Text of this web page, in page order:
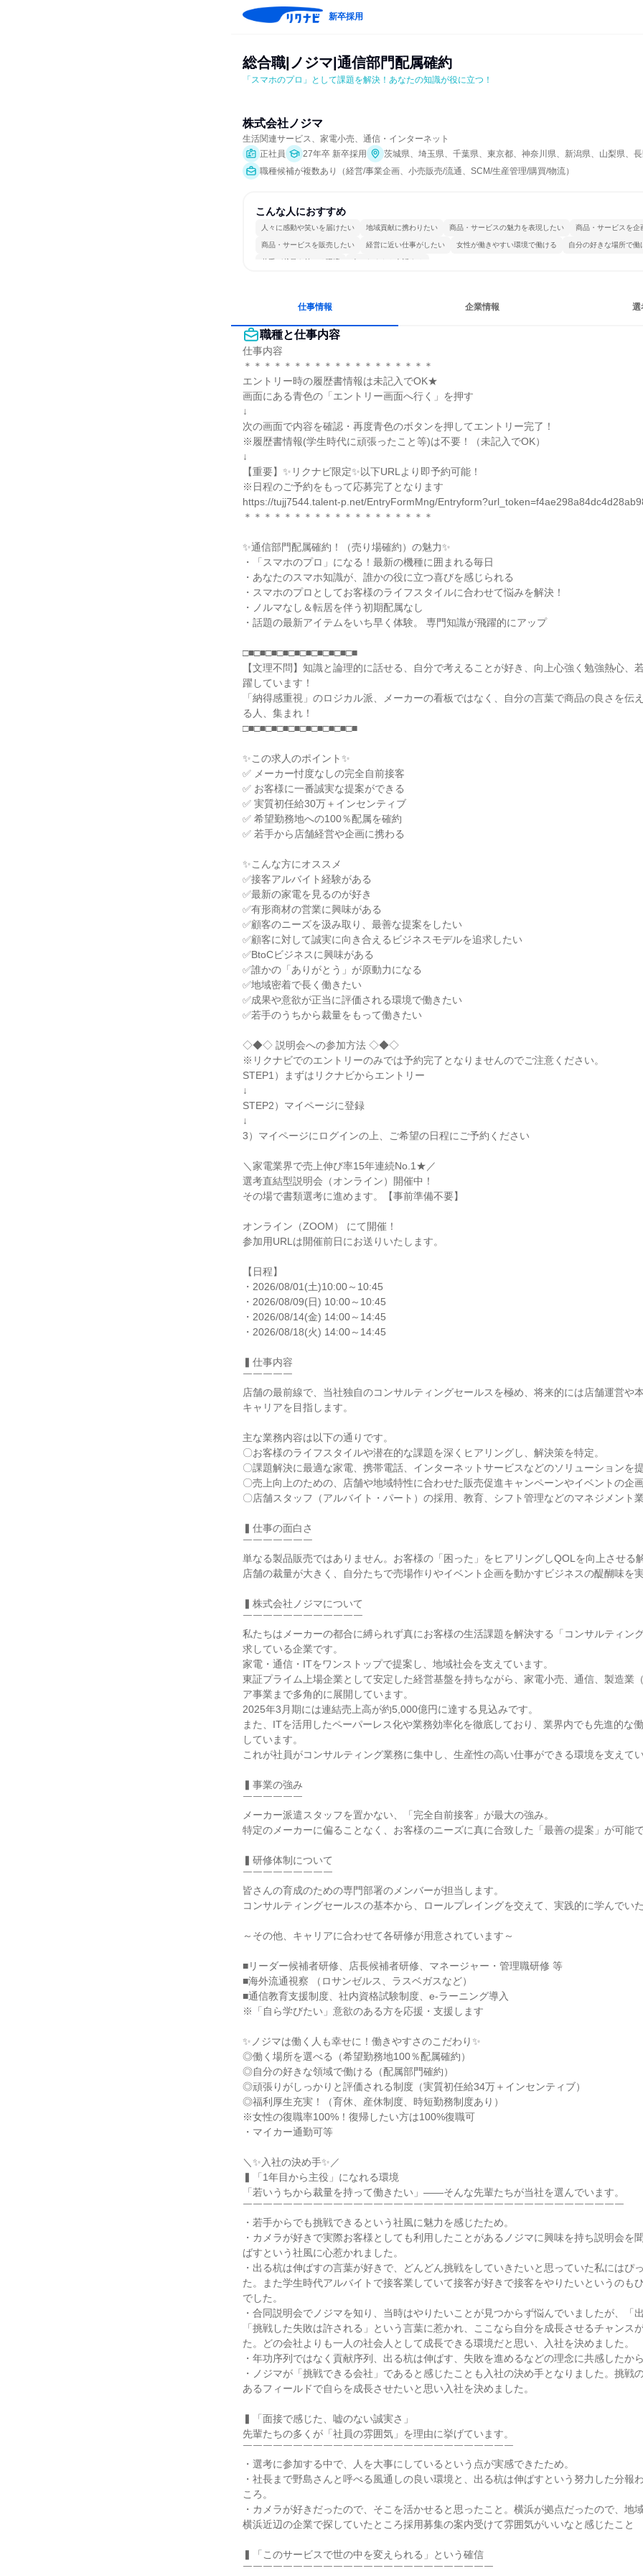
新卒採用
総合職|ノジマ|通信部門配属確約
「スマホのプロ」として課題を解決！あなたの知識が役に立つ！
株式会社ノジマ
生活関連サービス、家電小売、通信・インターネット
正社員
27年卒 新卒採用
茨城県、埼玉県、千葉県、東京都、神奈川県、新潟県、山梨県、
職種候補が複数あり（経営/事業企画、小売販売/流通、SCM/生産管理/購買/物流）
こんな人におすすめ
人々に感動や笑いを届けたい 地域貢献に携わりたい 商品・サービスの魅力を表現したい 商品・サービスを企
商品・サービスを販売したい 経営に近い仕事がしたい 女性が働きやすい環境で働ける 自分の好きな場所で働
若手が裁量を持てる環境 人とたくさん会話する
仕事情報 企業情報 選
職種と仕事内容
仕事内容
＊＊＊＊＊＊＊＊＊＊＊＊＊＊＊＊＊＊＊
エントリー時の履歴書情報は未記入でOK★
画面にある青色の「エントリー画面へ行く」を押す
↓
次の画面で内容を確認・再度青色のボタンを押してエントリー完了！
※履歴書情報(学生時代に頑張ったこと等)は不要！（未記入でOK）
↓
【重要】✨リクナビ限定✨以下URLより即予約可能！
※日程のご予約をもって応募完了となります
https://tujj7544.talent-p.net/EntryFormMng/
＊＊＊＊＊＊＊＊＊＊＊＊＊＊＊＊＊＊＊
✨通信部門配属確約！（売り場確約）の魅力✨
・「スマホのプロ」になる！最新の機種に囲まれる毎日
・あなたのスマホ知識が、誰かの役に立つ喜びを感じられる
・スマホのプロとしてお客様のライフスタイルに合わせて悩みを解決！
・ノルマなし＆転居を伴う初期配属なし
・話題の最新アイテムをいち早く体験。 専門知識が飛躍的にアップ
□■□■□■□■□■□■□■□■□■□■
【文理不問】知識と論理的に話せる、自分で考えることが好き、向上心強く勉強熱心、
躍しています！
「納得感重視」のロジカル派、メーカーの看板ではなく、自分の言葉で商品の良さを伝
る人、集まれ！
□■□■□■□■□■□■□■□■□■□■
✨この求人のポイント✨
✅ メーカー忖度なしの完全自前接客
✅ お客様に一番誠実な提案ができる
✅ 実質初任給30万＋インセンティブ
✅ 希望勤務地への100％配属を確約
✅ 若手から店舗経営や企画に携わる
✨こんな方にオススメ
✅接客アルバイト経験がある
✅最新の家電を見るのが好き
✅有形商材の営業に興味がある
✅顧客のニーズを汲み取り、最善な提案をしたい
✅顧客に対して誠実に向き合えるビジネスモデルを追求したい
✅BtoCビジネスに興味がある
✅誰かの「ありがとう」が原動力になる
✅地域密着で長く働きたい
✅成果や意欲が正当に評価される環境で働きたい
✅若手のうちから裁量をもって働きたい
◇◆◇ 説明会への参加方法 ◇◆◇
※リクナビでのエントリーのみでは予約完了となりませんのでご注意ください。
STEP1）まずはリクナビからエントリー
↓
STEP2）マイページに登録
↓
3）マイページにログインの上、ご希望の日程にご予約ください
＼家電業界で売上伸び率15年連続No.1★／
選考直結型説明会（オンライン）開催中！
その場で書類選考に進めます。【事前準備不要】
オンライン（ZOOM） にて開催！
参加用URLは開催前日にお送りいたします。
【日程】
・2026/08/01(土)10:00～10:45
・2026/08/09(日) 10:00～10:45
・2026/08/14(金) 14:00～14:45
・2026/08/18(火) 14:00～14:45
▍仕事内容
￣￣￣￣￣
店舗の最前線で、当社独自のコンサルティングセールスを極め、将来的には店舗運営や
キャリアを目指します。
主な業務内容は以下の通りです。
〇お客様のライフスタイルや潜在的な課題を深くヒアリングし、解決策を特定。
〇課題解決に最適な家電、携帯電話、インターネットサービスなどのソリューションを提
〇売上向上のための、店舗や地域特性に合わせた販売促進キャンペーンやイベントの企画
〇店舗スタッフ（アルバイト・パート）の採用、教育、シフト管理などのマネジメント業
▍仕事の面白さ
￣￣￣￣￣￣￣
単なる製品販売ではありません。お客様の「困った」をヒアリングしQOLを向上させる
店舗の裁量が大きく、自分たちで売場作りやイベント企画を動かすビジネスの醍醐味を実
▍株式会社ノジマについて
￣￣￣￣￣￣￣￣￣￣￣￣
私たちはメーカーの都合に縛られず真にお客様の生活課題を解決する「コンサルティン
求している企業です。
家電・通信・ITをワンストップで提案し、地域社会を支えています。
東証プライム上場企業として安定した経営基盤を持ちながら、家電小売、通信、製造業
ア事業まで多角的に展開しています。
2025年3月期には連結売上高が約5,000億円に達する見込みです。
また、ITを活用したペーパーレス化や業務効率化を徹底しており、業界内でも先進的な
しています。
これが社員がコンサルティング業務に集中し、生産性の高い仕事ができる環境を支えてい
▍事業の強み
￣￣￣￣￣￣
メーカー派遣スタッフを置かない、「完全自前接客」が最大の強み。
特定のメーカーに偏ることなく、お客様のニーズに真に合致した「最善の提案」が可能で
▍研修体制について
￣￣￣￣￣￣￣￣￣
皆さんの育成のための専門部署のメンバーが担当します。
コンサルティングセールスの基本から、ロールプレイングを交えて、実践的に学んでいた
～その他、キャリアに合わせて各研修が用意されています～
■リーダー候補者研修、店長候補者研修、マネージャー・管理職研修 等
■海外流通視察 （ロサンゼルス、ラスベガスなど）
■通信教育支援制度、社内資格試験制度、e-ラーニング導入
※「自ら学びたい」意欲のある方を応援・支援します
✨ノジマは働く人も幸せに！働きやすさのこだわり✨
◎働く場所を選べる（希望勤務地100％配属確約）
◎自分の好きな領域で働ける（配属部門確約）
◎頑張りがしっかりと評価される制度（実質初任給34万＋インセンティブ）
◎福利厚生充実！（育休、産休制度、時短勤務制度あり）
※女性の復職率100%！復帰したい方は100%復職可
・マイカー通勤可等
＼✨入社の決め手✨／
▍「1年目から主役」になれる環境
「若いうちから裁量を持って働きたい」——そんな先輩たちが当社を選んでいます。
￣￣￣￣￣￣￣￣￣￣￣￣￣￣￣￣￣￣￣￣￣￣￣￣￣￣￣￣￣￣￣￣￣￣￣￣￣￣
・若手からでも挑戦できるという社風に魅力を感じたため。
・カメラが好きで実際お客様としても利用したことがあるノジマに興味を持ち説明会を
ばすという社風に心惹かれました。
・出る杭は伸ばすの言葉が好きで、どんどん挑戦をしていきたいと思っていた私にはぴ
た。また学生時代アルバイトで接客業していて接客が好きで接客をやりたいというのも
でした。
・合同説明会でノジマを知り、当時はやりたいことが見つからず悩んでいましたが、「
「挑戦した失敗は許される」という言葉に惹かれ、ここなら自分を成長させるチャンス
た。どの会社よりも一人の社会人として成長できる環境だと思い、入社を決めました。
・年功序列ではなく貢献序列、出る杭は伸ばす、失敗を進めるなどの理念に共感したから
・ノジマが「挑戦できる会社」であると感じたことも入社の決め手となりました。挑戦
あるフィールドで自らを成長させたいと思い入社を決めました。
▍「面接で感じた、嘘のない誠実さ」
先輩たちの多くが「社員の雰囲気」を理由に挙げています。
￣￣￣￣￣￣￣￣￣￣￣￣￣￣￣￣￣￣￣￣￣￣￣￣￣￣￣
・選考に参加する中で、人を大事にしているという点が実感できたため。
・社長まで野島さんと呼べる風通しの良い環境と、出る杭は伸ばすという努力した分報
ころ。
・カメラが好きだったので、そこを活かせると思ったこと。横浜が拠点だったので、地
横浜近辺の企業で探していたところ採用募集の案内受けて雰囲気がいいなと感じたこと
▍「このサービスで世の中を変えられる」という確信
￣￣￣￣￣￣￣￣￣￣￣￣￣￣￣￣￣￣￣￣￣￣￣￣￣